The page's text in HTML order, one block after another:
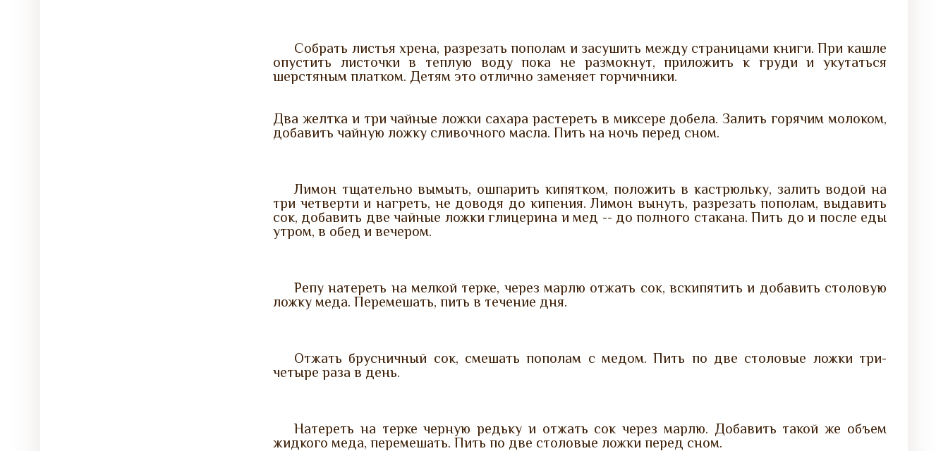
Собрать листья хрена, разрезать пополам и засушить между страницами книги. При кашле
опустить листочки в теплую воду пока не размокнут, приложить к груди и укутаться
шерстяным платком. Детям это отлично заменяет горчичники.
Два желтка и три чайные ложки сахара растереть в миксере добела. Залить горячим молоком,
добавить чайную ложку сливочного масла. Пить на ночь перед сном.
Лимон тщательно вымыть, ошпарить кипятком, положить в кастрюльку, залить водой на
три четверти и нагреть, не доводя до кипения. Лимон вынуть, разрезать пополам, выдавить
сок, добавить две чайные ложки глицерина и мед -- до полного стакана. Пить до и после еды
утром, в обед и вечером.
Репу натереть на мелкой терке, через марлю отжать сок, вскипятить и добавить столовую
ложку меда. Перемешать, пить в течение дня.
Отжать брусничный сок, смешать пополам с медом. Пить по две столовые ложки три-
четыре раза в день.
Натереть на терке черную редьку и отжать сок через марлю. Добавить такой же объем
жидкого меда, перемешать. Пить по две столовые ложки перед сном.